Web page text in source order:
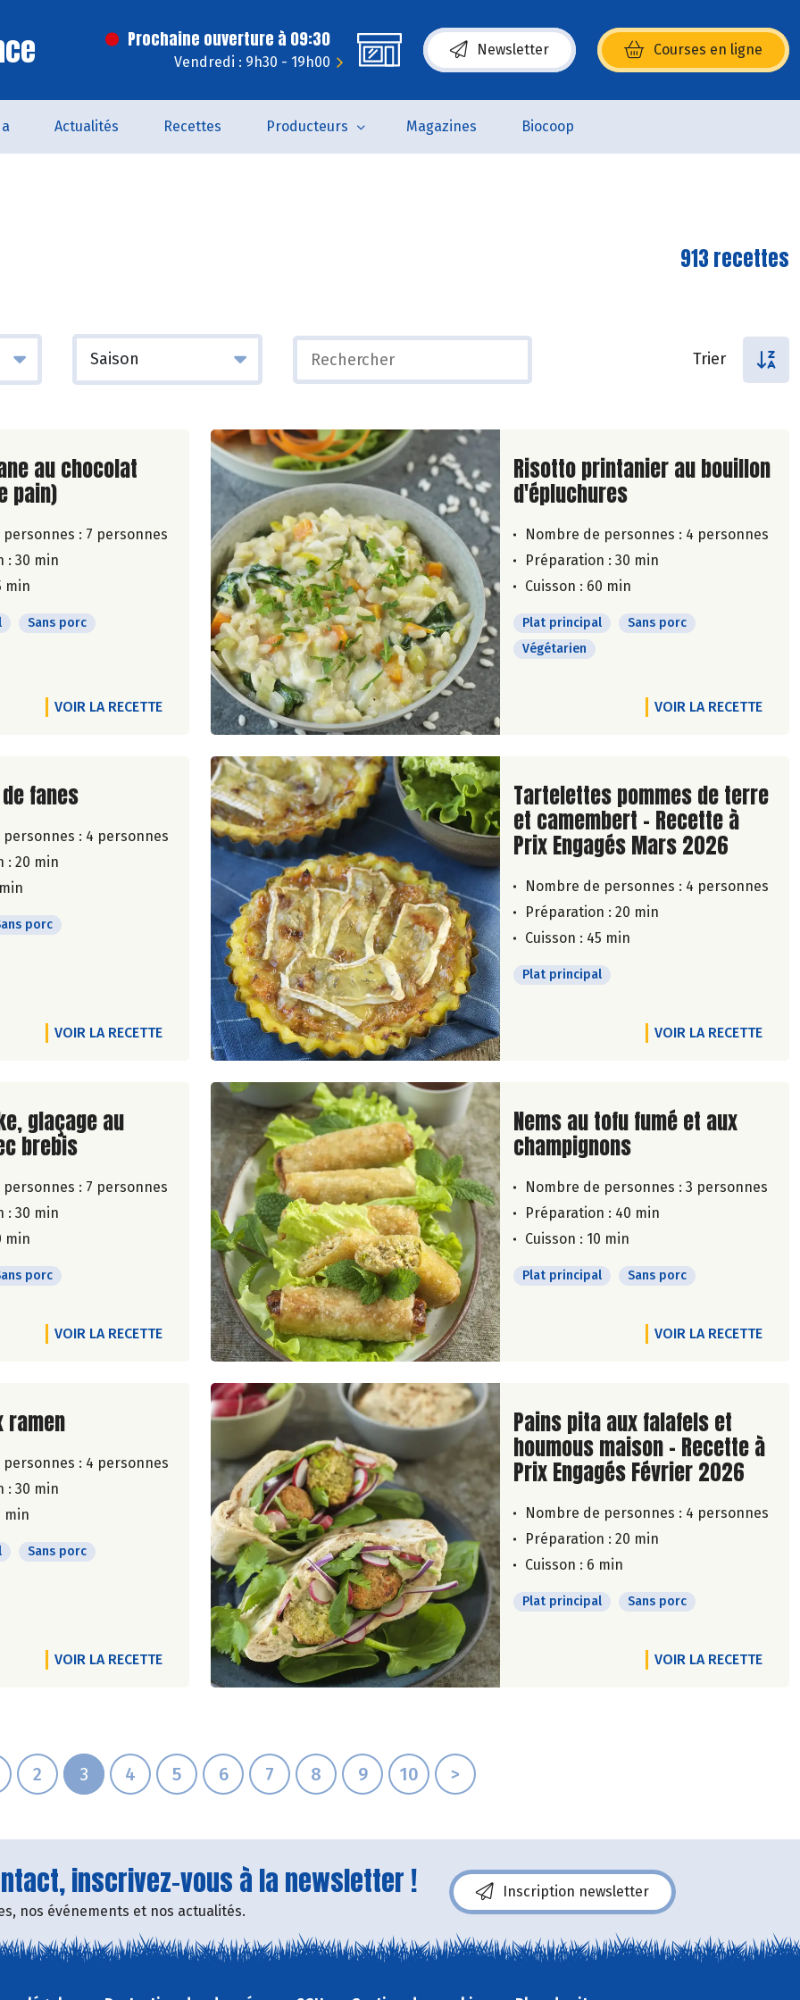
Prochaine ouverture à 09:30
Vendredi : 9h30 - 19h00
Newsletter Courses en ligne
(s’ouvre dans une nouvelle fenêtre)
Actualités Recettes Producteurs Magazines Biocoop
913 recettes
Trier
de la recette
au chocolat
pain)
: 7 personnes
: 30 min
min
Sans porc
VOIR LA RECETTE
Lire la suite de la recette
Risotto printanier au bouillon
d'épluchures
Nombre de personnes : 4 personnes
Préparation : 30 min
Cuisson : 60 min
Plat principal
Sans porc
Végétarien
VOIR LA RECETTE
de la recette
fanes
: 4 personnes
: 20 min
porc
VOIR LA RECETTE
Lire la suite de la recette
Tartelettes pommes de terre
et camembert - Recette à
Prix Engagés Mars 2026
Nombre de personnes : 4 personnes
Préparation : 20 min
Cuisson : 45 min
Plat principal
VOIR LA RECETTE
de la recette
glaçage au
brebis
: 7 personnes
: 30 min
min
porc
VOIR LA RECETTE
Lire la suite de la recette
Nems au tofu fumé et aux
champignons
Nombre de personnes : 3 personnes
Préparation : 40 min
Cuisson : 10 min
Plat principal Sans porc
VOIR LA RECETTE
de la recette
ramen
: 4 personnes
: 30 min
min
Sans porc
VOIR LA RECETTE
Lire la suite de la recette
Pains pita aux falafels et
houmous maison - Recette à
Prix Engagés Février 2026
Nombre de personnes : 4 personnes
Préparation : 20 min
Cuisson : 6 min
Plat principal Sans porc
VOIR LA RECETTE
2 3 4 5 6 7 8 9 10 >
inscrivez-vous à la newsletter !
nos événements et nos actualités.
Inscription newsletter